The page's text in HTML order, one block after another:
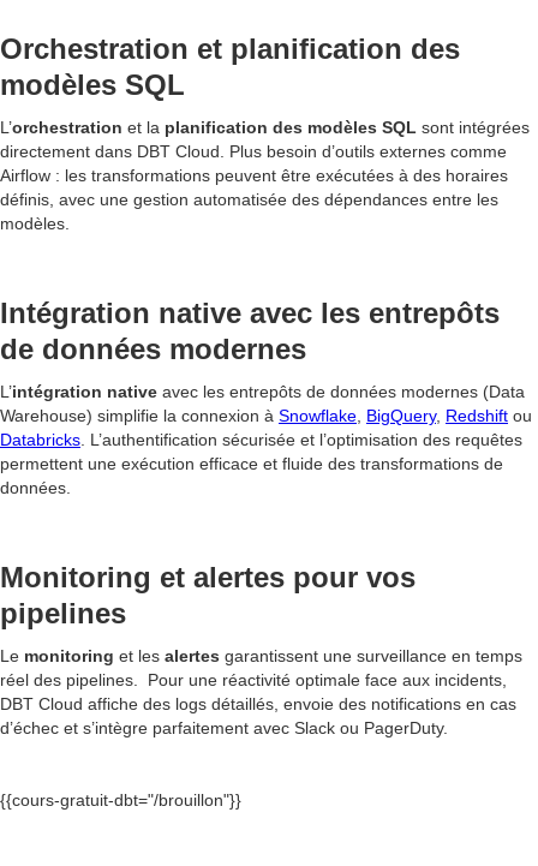
Orchestration et planification des
modèles SQL
L’orchestration et la planification des modèles SQL sont intégrées
directement dans DBT Cloud. Plus besoin d’outils externes comme
Airflow : les transformations peuvent être exécutées à des horaires
définis, avec une gestion automatisée des dépendances entre les
modèles.
Intégration native avec les entrepôts
de données modernes
L’intégration native avec les entrepôts de données modernes (Data
Warehouse) simplifie la connexion à Snowflake BigQuery, Redshift ou
Databricks . L’authentification sécurisée et l’optimisation des requêtes
permettent une exécution efficace et fluide des transformations de
données.
Monitoring et alertes pour vos
pipelines
Le monitoring et les alertes garantissent une surveillance en temps
réel des pipelines. Pour une réactivité optimale face aux incidents,
DBT Cloud affiche des logs détaillés, envoie des notifications en cas
d’échec et s’intègre parfaitement avec Slack ou PagerDuty.
{{cours-gratuit-dbt="/brouillon"}}